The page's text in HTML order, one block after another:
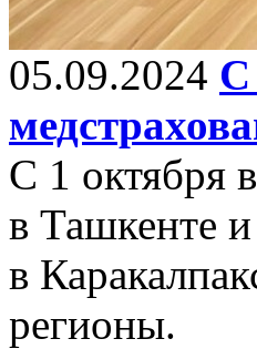
05.09.2024 С
С 1 октября
в Ташкенте
в
регионы.